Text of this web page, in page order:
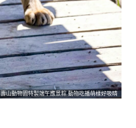
壽山動物園特製端午應景粽 動物吃播萌樣好吸睛